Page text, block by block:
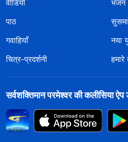
वीडियो
भजन
पाठ
गवाहियाँ
नया
चित्र-प्रदर्शनी
हमारे
सर्वशक्तिमान परमेश्वर की कलीसिया